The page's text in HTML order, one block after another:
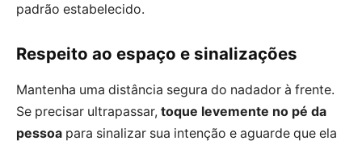
padrão estabelecido.
Respeito ao espaço e sinalizações
Mantenha uma distância segura do nadador à frente.
Se precisar ultrapassar, toque levemente no pé da
pessoa para sinalizar sua intenção e aguarde que ela